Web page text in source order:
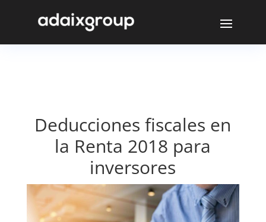
Deducciones fiscales en
la Renta 2018 para
inversores